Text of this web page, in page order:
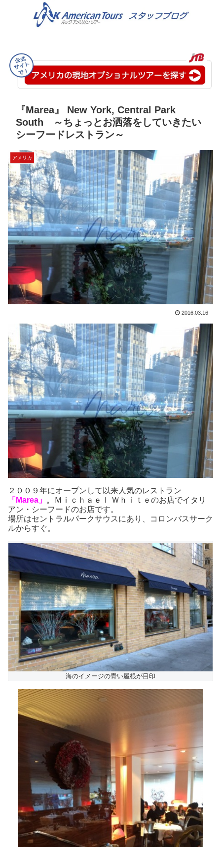
『Marea』 New York, Central Park
South ～ちょっとお洒落をしていきたい
シーフードレストラン～
アメリカ
2016.03.16
２００９年にオープンして以来人気のレストラン
「Marea」 。
Ｍｉｃｈａｅｌ Ｗｈｉｔｅのお店でイタリ
アン・シーフードのお店です。
場所はセントラルパークサウスにあり、コロンバスサーク
ルからすぐ。
海のイメージの青い屋根が目印